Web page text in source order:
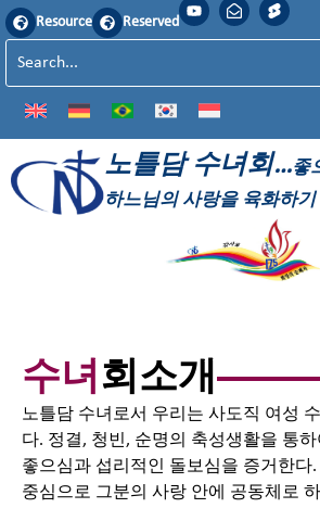
Resource Reserved
노틀담 수녀회…좋
하느님의 사랑을 육화하
수녀 회소개
노틀담 수녀로서 우리는 사도직 여성
다. 정결, 청빈, 순명의 축성생활을 통
좋으심과 섭리적인 돌보심을 증거한다
중심으로 그분의 사랑 안에 공동체로